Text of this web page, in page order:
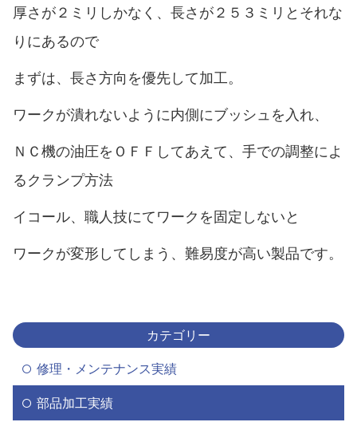
厚さが２ミリしかなく、長さが２５３ミリとそれな
りにあるので
まずは、長さ方向を優先して加工。
ワークが潰れないように内側にブッシュを入れ、
ＮＣ機の油圧をＯＦＦしてあえて、手での調整によ
るクランプ方法
イコール、職人技にてワークを固定しないと
ワークが変形してしまう、難易度が高い製品です。
カテゴリー
修理・メンテナンス実績
部品加工実績